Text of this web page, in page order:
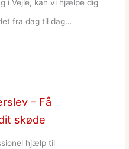
i Vejle, kan vi hjælpe dig
fra dag til dag…
– Få
skøde
hjælp til